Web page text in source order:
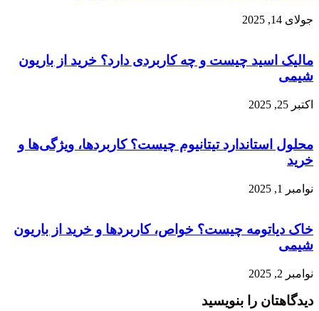
جولای 14, 2025
مالیک اسید چیست و چه کاربردی دارد؟ خرید از باریون
شیمی
اکتبر 25, 2025
محلول استاندارد تیتانیوم چیست؟ کاربردها، ویژگی‌ها و
خرید
نوامبر 1, 2025
خاک دیاتومه چیست؟ خواص، کاربردها و خرید از باریون
شیمی
نوامبر 2, 2025
دیدگاهتان را بنویسید